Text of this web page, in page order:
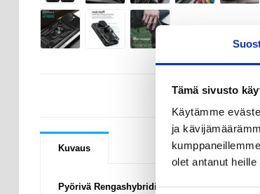
Tämä sivusto
Käytämme
ja
olet antanut
Kuvaus
Pyörivä Rengashybridikotelo Kamerasuojalla -